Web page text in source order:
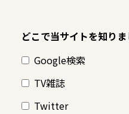
どこで当サイトを知りま
Google検索
TV雑誌
Twitter